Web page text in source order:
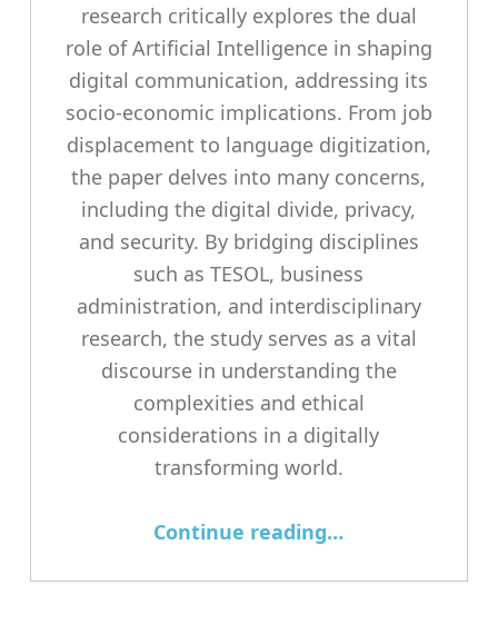
research critically explores the dual
role of Artificial Intelligence in shaping
digital communication, addressing its
socio-economic implications. From job
displacement to language digitization,
the paper delves into many concerns,
including the digital divide, privacy,
and security. By bridging disciplines
such as TESOL, business
administration, and interdisciplinary
research, the study serves as a vital
discourse in understanding the
complexities and ethical
considerations in a digitally
transforming world.
Continue reading“Dr Jasmin Cowin to present at the 23rd European Cultures in Business and Corporate Communication research network conference”
…